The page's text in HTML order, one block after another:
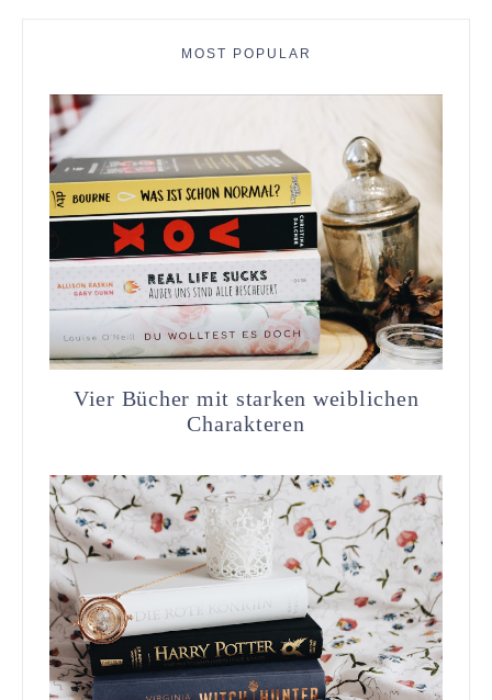
MOST POPULAR
Vier Bücher mit starken weiblichen
Charakteren